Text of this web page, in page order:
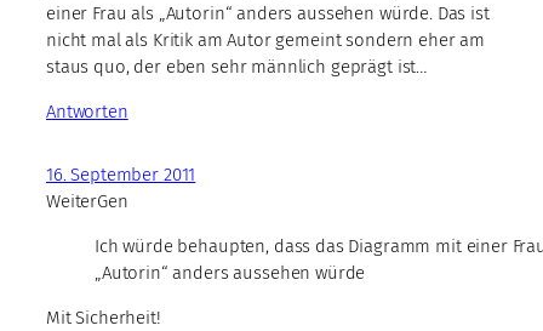
einer Frau als „Autorin“ anders aussehen würde. Das ist
nicht mal als Kritik am Autor gemeint sondern eher am
staus quo, der eben sehr männlich geprägt ist…
Antworten
16. September 2011
WeiterGen
Ich würde behaupten, dass das Diagramm mit einer
„Autorin“ anders aussehen würde
Mit Sicherheit!